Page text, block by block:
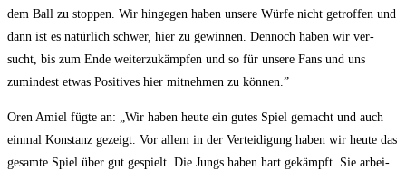
dem Ball zu stop­pen. Wir hin­ge­gen haben unse­re Wür­fe nicht getrof­fen und
dann ist es natür­lich schwer, hier zu gewin­nen. Den­noch haben wir ver­
sucht, bis zum Ende wei­ter­zu­kämp­fen und so für unse­re Fans und uns
zumin­dest etwas Posi­ti­ves hier mit­neh­men zu können.”
Oren Amiel füg­te an: „Wir haben heu­te ein gutes Spiel gemacht und auch
ein­mal Kon­stanz gezeigt. Vor allem in der Ver­tei­di­gung haben wir heu­te das
gesam­te Spiel über gut gespielt. Die Jungs haben hart gekämpft. Sie arbei­